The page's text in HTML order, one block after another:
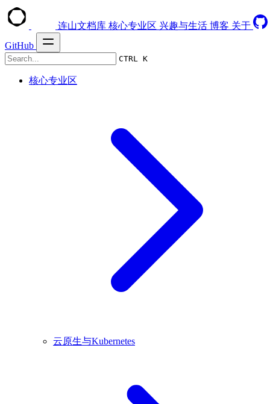
连山文档库 核心专业区 兴趣与生活 博客 关于
GitHub
CTRL K
核心专业区
云原生与Kubernetes